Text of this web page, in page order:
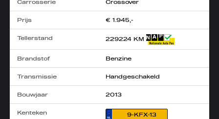
Carrosserie Crossover
Prijs € 1.945,-
Tellerstand 229224 KM
Brandstof Benzine
Transmissie Handgeschakeld
Bouwjaar 2013
Kenteken 9-KFX-13